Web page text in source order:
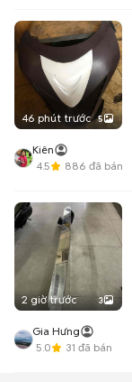
46 phút trước 5
Kiên
4.5
886 đã bán
2 giờ trước 3
Gia Hưng
5.0
31 đã bán